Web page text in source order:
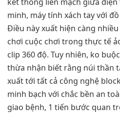
minh, máy tính xách tay với
Điều này xuất hiện càng
chơi cuộc chơi trong thực tế
clip 360 độ. Tuy nhiên, ko
thừa nhận biết rằng núi thần
xuất tới tất cả công nghệ
minh bạch với chắc bền an
giao bệnh, 1 tiến bước quan